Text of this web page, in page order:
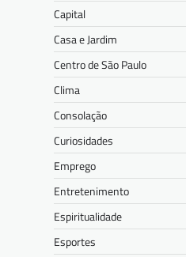
Capital
Casa e Jardim
Centro de São Paulo
Clima
Consolação
Curiosidades
Emprego
Entretenimento
Espiritualidade
Esportes